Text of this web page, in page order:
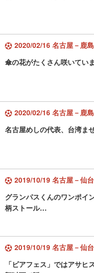
2020/02/16 名古屋－鹿島
傘の花がたくさん咲いてい
2020/02/16 名古屋－鹿島
名古屋めしの代表、台湾ま
2019/10/19 名古屋－仙台
グランパスくんのワンポイ
柄ストール…
2019/10/19 名古屋－仙台
「ビアフェス」ではアサ